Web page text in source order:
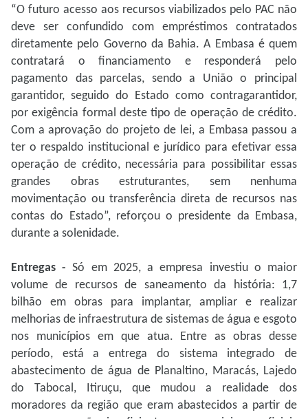
“O futuro acesso aos recursos viabilizados pelo PAC não
deve ser confundido com empréstimos contratados
diretamente pelo Governo da Bahia. A Embasa é quem
contratará o financiamento e responderá pelo
pagamento das parcelas, sendo a União o principal
garantidor, seguido do Estado como contragarantidor,
por exigência formal deste tipo de operação de crédito.
Com a aprovação do projeto de lei, a Embasa passou a
ter o respaldo institucional e jurídico para efetivar essa
operação de crédito, necessária para possibilitar essas
grandes obras estruturantes, sem nenhuma
movimentação ou transferência direta de recursos nas
contas do Estado”, reforçou o presidente da Embasa,
durante a solenidade.
Entregas - Só em 2025, a empresa investiu o maior
volume de recursos de saneamento da história: 1,7
bilhão em obras para implantar, ampliar e realizar
melhorias de infraestrutura de sistemas de água e esgoto
nos municípios em que atua. Entre as obras desse
período, está a entrega do sistema integrado de
abastecimento de água de Planaltino, Maracás, Lajedo
do Tabocal, Itiruçu, que mudou a realidade dos
moradores da região que eram abastecidos a partir de